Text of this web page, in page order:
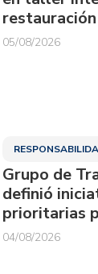
05/08/2026
Grupo de
definió
prioritarias
04/08/2026